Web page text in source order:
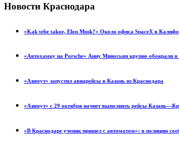
Новости Краснодара
«Kak tebe takoe, Elon Musk?» Около офиса SpaceX в
«Автохамку на Porsche» Анну Миносьян крупно обокрали в
«Азимут» запустил авиарейсы в Казань из Краснодара
«Азимут» с 29 октября начнет выполнять рейсы
«В Краснодаре ученик пришел с автоматом»: в полицию